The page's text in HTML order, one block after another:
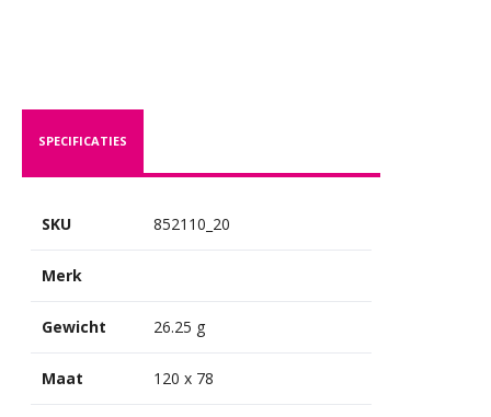
SPECIFICATIES
SKU 852110_20
Merk
Gewicht 26.25 g
Maat 120 x 78